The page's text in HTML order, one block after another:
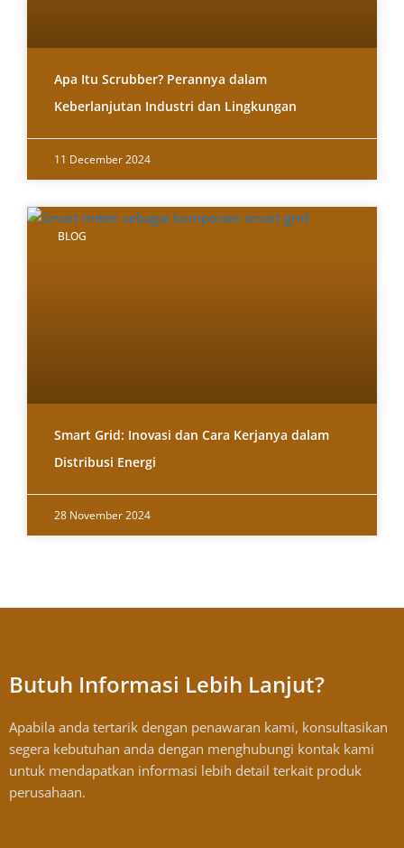
Apa Itu Scrubber? Perannya dalam
Keberlanjutan Industri dan Lingkungan
11 December 2024
BLOG
Smart Grid: Inovasi dan Cara Kerjanya dalam
Distribusi Energi
28 November 2024
Butuh Informasi Lebih Lanjut?
Apabila anda tertarik dengan penawaran kami, konsultasikan
segera kebutuhan anda dengan menghubungi kontak kami
untuk mendapatkan informasi lebih detail terkait produk
perusahaan.